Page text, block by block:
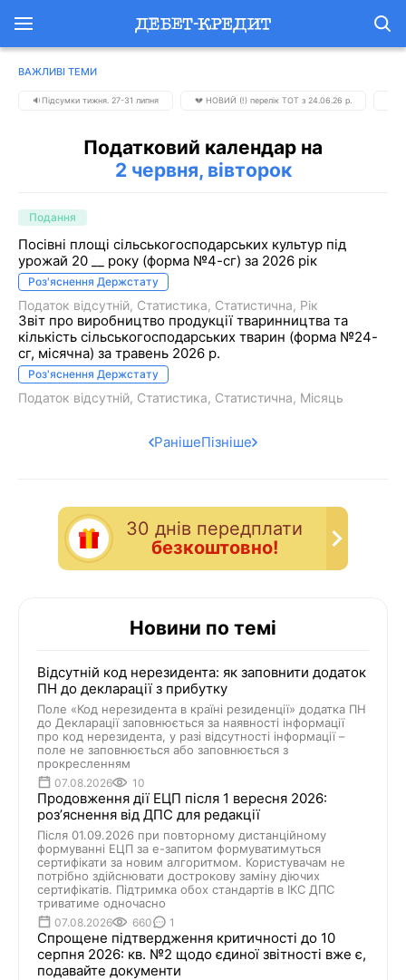
ВАЖЛИВІ ТЕМИ
🔉Підсумки тижня. 27-31 липня 💔 НОВИЙ (!) перелік ТОТ з 24.06.26 р.
Податковий календар на
2 червня, вівторок
Подання
Посівні площі сільськогосподарських культур під
урожай 20 __ року (форма №4-сг) за 2026 рік
Роз'яснення Держстату
Податок відсутній Статистика Статистична Рік
Звіт про виробництво продукції тваринництва та
кількість сільськогосподарських тварин (форма №24-
сг, місячна) за травень 2026 р.
Роз'яснення Держстату
Податок відсутній Статистика Статистична Місяць
РанішеПізніше
30 днiв передплати
безкоштовно!
Новини по темі
Відсутній код нерезидента: як заповнити додаток
ПН до декларації з прибутку
Поле «Код нерезидента в країні резиденції» додатка ПН
до Декларації заповнюється за наявності інформації
про код нерезидента, у разі відсутності інформації –
поле не заповнюється або заповнюється з
прокресленням
07.08.2026 10
Продовження дії ЕЦП після 1 вересня 2026:
розʼяснення від ДПС для редакції
Після 01.09.2026 при повторному дистанційному
формуванні ЕЦП за е-запитом формуватимуться
сертифікати за новим алгоритмом. Користувачам не
потрібно здійснювати дострокову заміну діючих
сертифікатів. Підтримка обох стандартів в ІКС ДПС
триватиме одночасно
07.08.2026 660 1
Спрощене підтвердження критичності до 10
серпня 2026: кв. №2 щодо єдиної звітності вже є,
подавайте документи